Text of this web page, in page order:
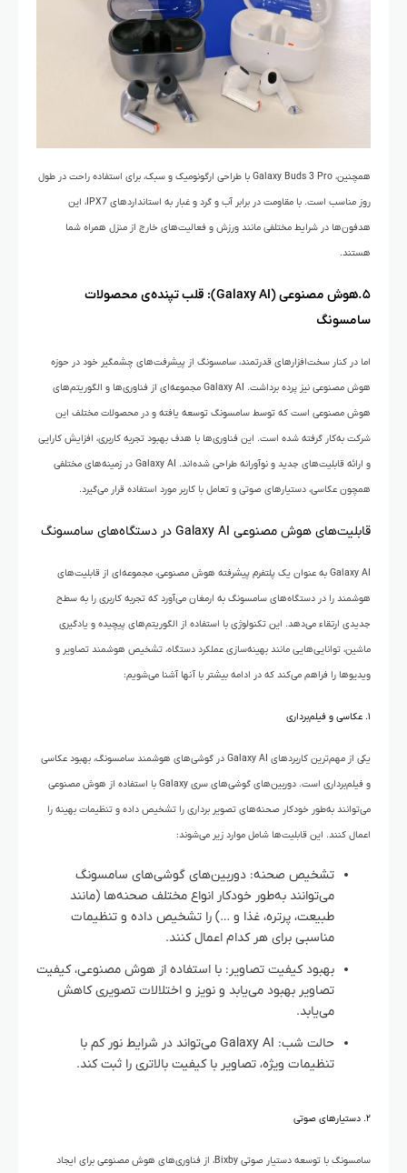
همچنین، Galaxy Buds 3 Pro با طراحی ارگونومیک و سبک، برای استفاده راحت در طول
روز مناسب است. با مقاومت در برابر آب و گرد و غبار به استانداردهای IPX7، این
هدفون‌ها در شرایط مختلفی مانند ورزش و فعالیت‌های خارج از منزل همراه شما
هستند.
۵.هوش مصنوعی (Galaxy AI): قلب تپنده‌ی محصولات
سامسونگ
اما در کنار سخت‌افزارهای قدرتمند، سامسونگ از پیشرفت‌های چشمگیر خود در حوزه
هوش مصنوعی نیز پرده برداشت. Galaxy AI مجموعه‌ای از فناوری‌ها و الگوریتم‌های
هوش مصنوعی است که توسط سامسونگ توسعه یافته و در محصولات مختلف این
شرکت به‌کار گرفته شده است. این فناوری‌ها با هدف بهبود تجربه کاربری، افزایش کارایی
و ارائه قابلیت‌های جدید و نوآورانه طراحی شده‌اند. Galaxy AI در زمینه‌های مختلفی
همچون عکاسی، دستیارهای صوتی و تعامل با کاربر مورد استفاده قرار می‌گیرد.
قابلیت‌های هوش مصنوعی Galaxy AI در دستگاه‌های سامسونگ
Galaxy AI به عنوان یک پلتفرم پیشرفته هوش مصنوعی، مجموعه‌ای از قابلیت‌های
هوشمند را در دستگاه‌های سامسونگ به ارمغان می‌آورد که تجربه کاربری را به سطح
جدیدی ارتقاء می‌دهد. این تکنولوژی با استفاده از الگوریتم‌های پیچیده و یادگیری
ماشین، توانایی‌هایی مانند بهینه‌سازی عملکرد دستگاه، تشخیص هوشمند تصاویر و
ویدیوها را فراهم می‌کند که در ادامه بیشتر با آنها آشنا می‌شویم:
۱. عکاسی و فیلم‌برداری
یکی از مهم‌ترین کاربردهای Galaxy AI در گوشی‌های هوشمند سامسونگ، بهبود عکاسی
و فیلم‌برداری است. دوربین‌های گوشی‌های سری Galaxy با استفاده از هوش مصنوعی
می‌توانند به‌طور خودکار صحنه‌های تصویر برداری را تشخیص داده و تنظیمات بهینه را
اعمال کنند. این قابلیت‌ها شامل موارد زیر می‌شوند:
تشخیص صحنه: دوربین‌های گوشی‌های سامسونگ
می‌توانند به‌طور خودکار انواع مختلف صحنه‌ها (مانند
طبیعت، پرتره، غذا و …) را تشخیص داده و تنظیمات
مناسبی برای هر کدام اعمال کنند.
بهبود کیفیت تصاویر: با استفاده از هوش مصنوعی، کیفیت
تصاویر بهبود می‌یابد و نویز و اختلالات تصویری کاهش
می‌یابد.
حالت شب: Galaxy AI می‌تواند در شرایط نور کم با
تنظیمات ویژه، تصاویر با کیفیت بالاتری را ثبت کند.
۲. دستیارهای صوتی
سامسونگ با توسعه دستیار صوتی Bixby، از فناوری‌های هوش مصنوعی برای ایجاد